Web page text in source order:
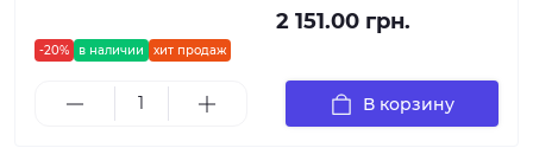
-20% в наличии хит продаж
2 151.00 грн.
В корзину